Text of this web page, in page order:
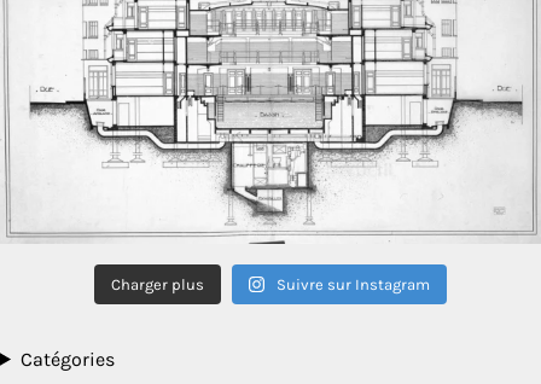
Charger plus Suivre sur Instagram
Catégories